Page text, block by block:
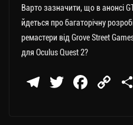
Варто зазначити, що в анонсі
йдеться про багаторічну
ремастери від Grove Street
для Oculus Quest 2?
Te
T
Fa
C